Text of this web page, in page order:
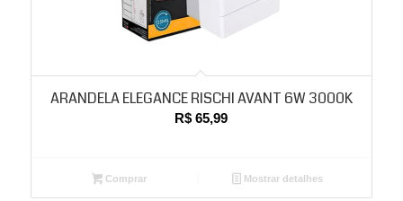
ARANDELA ELEGANCE RISCHI AVANT 6W 3000K
R$ 65,99
Comprar Mostrar detalhes